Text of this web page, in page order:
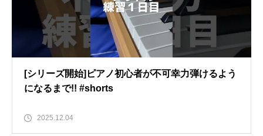
[シリーズ開始]ピアノ初心者が不可幸力弾けるよう
になるまで!! #shorts
2025.12.04